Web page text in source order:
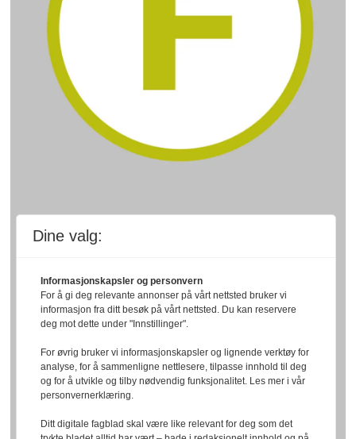
Dine valg:
Informasjonskapsler og personvern
For å gi deg relevante annonser på vårt nettsted bruker vi
informasjon fra ditt besøk på vårt nettsted. Du kan reservere
deg mot dette under "Innstillinger".
For øvrig bruker vi informasjonskapsler og lignende verktøy for
analyse, for å sammenligne nettlesere, tilpasse innhold til deg
og for å utvikle og tilby nødvendig funksjonalitet. Les mer i vår
personvernerklæring.
Ditt digitale fagblad skal være like relevant for deg som det